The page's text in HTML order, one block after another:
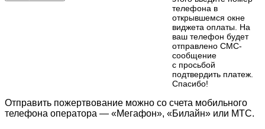
телефона в
открывшемся окне
виджета оплаты. На
ваш телефон будет
отправлено СМС-
сообщение
с просьбой
подтвердить платеж.
Cпасибо!
Отправить пожертвование можно со счета мобильного
телефона оператора — «Мегафон», «Билайн» или МТС.